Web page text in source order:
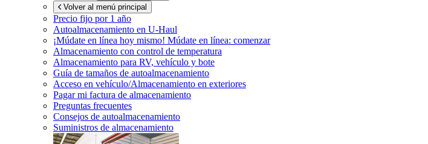
Volver al menú principal
Precio fijo por 1 año
Autoalmacenamiento en U-Haul
¡Múdate en línea hoy mismo! Múdate en línea: comenzar
Almacenamiento con control de temperatura
Almacenamiento para RV, vehículo y bote
Guía de tamaños de autoalmacenamiento
Acceso en vehículo/Almacenamiento en exteriores
Pagar mi factura de almacenamiento
Preguntas frecuentes
Consejos de autoalmacenamiento
Suministros de almacenamiento